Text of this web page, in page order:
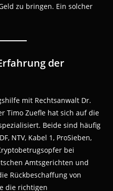
zu bringen. Ein solcher
der
mit Rechtsanwalt Dr.
Timo Zuefle hat sich auf die
Beide sind häufig
NTV, Kabel 1, ProSieben,
bei
Amtsgerichten und
Rückbeschaffung von
die richtigen